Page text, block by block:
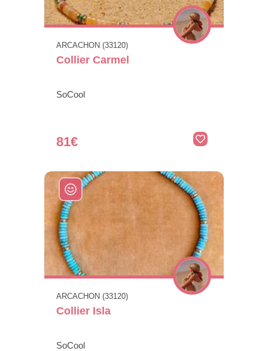
ARCACHON (33120)
Collier Carmel
SoCool
81€
ARCACHON (33120)
Collier Isla
SoCool